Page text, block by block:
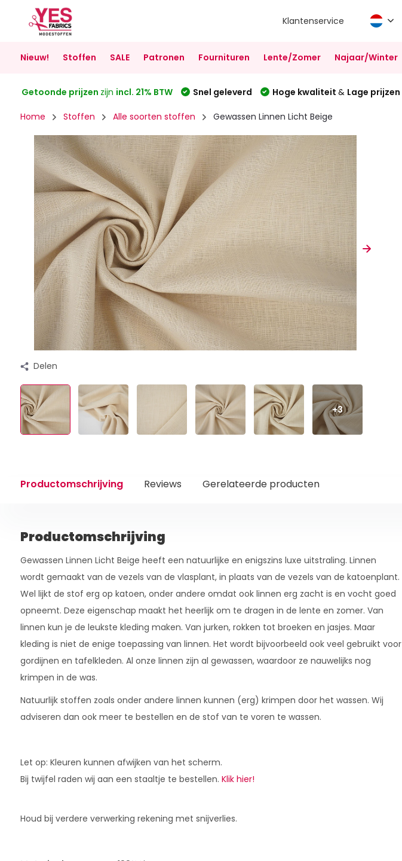
Klantenservice
Nieuw! Stoffen SALE Patronen Fournituren Lente/Zomer Najaar/Winter
Getoonde prijzen zijn incl. 21% BTW Snel geleverd Hoge kwaliteit & Lage prijzen
Home Stoffen Alle soorten stoffen Gewassen Linnen Licht Beige
Delen
+3
Productomschrijving Reviews Gerelateerde producten
Productomschrijving
Gewassen Linnen Licht Beige heeft een natuurlijke en enigszins luxe uitstraling. Linnen
wordt gemaakt van de vezels van de vlasplant, in plaats van de vezels van de katoenplant.
Wel lijkt de stof erg op katoen, onder andere omdat ook linnen erg zacht is en vocht goed
opneemt. Deze eigenschap maakt het heerlijk om te dragen in de lente en zomer. Van
linnen kun je de leukste kleding maken. Van jurken, rokken tot broeken en jasjes. Maar
kleding is niet de enige toepassing van linnen. Het wordt bijvoorbeeld ook veel gebruikt voor
gordijnen en tafelkleden. Al onze linnen zijn al gewassen, waardoor ze nauwelijks nog
krimpen in de was.
Natuurlijk stoffen zoals onder andere linnen kunnen (erg) krimpen door het wassen. Wij
adviseren dan ook meer te bestellen en de stof van te voren te wassen.
Let op: Kleuren kunnen afwijken van het scherm.
Bij twijfel raden wij aan een staaltje te bestellen. Klik hier!
Houd bij verdere verwerking rekening met snijverlies.